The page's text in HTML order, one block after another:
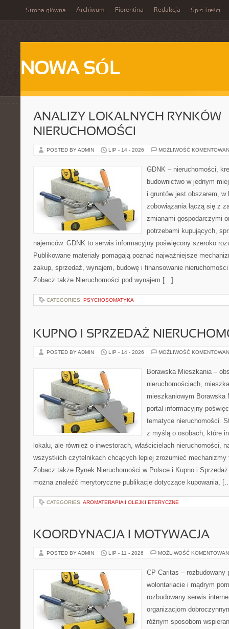
Strona główna Archiwum Fiorentina Redakcja Spis Treści
NOWA SÓL
ANALIZY LOKALNYCH RYNKÓW
NIERUCHOMOŚCI
POSTED BY ADMIN LIP - 14 - 2026 MOŻLIWOŚĆ
GDNK – nieruchomości,
budownictwo w jednym
i gruntów jest obszarem, w
zobowiązania łączą się z
zmianami gospodarczymi
potrzebami kupujących,
najemców. GDNK to serwis informacyjny poświęcony szeroko
Publikowane materiały pomagają poznać najważniejsze
zakup, sprzedaż, wynajem, budowę i finansowanie
Zobacz także Nieruchomości pod wynajem […]
CATEGORIES: PSYCHOSOMATYKA
KUPNO I SPRZEDAŻ
POSTED BY ADMIN LIP - 14 - 2026 MOŻLIWOŚĆ
Borawska Mieszkania –
nieruchomościach,
mieszkaniowym Borawska
portal informacyjny
tematyce nieruchomości.
z myślą o osobach, które
lokalu, ale również o inwestorach, właścicielach nieruchomości,
wszystkich czytelnikach chcących lepiej zrozumieć mechanizmy
Zobacz także Rynek Nieruchomości w Polsce i Kupno i
można znaleźć merytoryczne publikacje dotyczące kupowania,
CATEGORIES: AROMATERAPIA I OLEJKI ETERYCZNE
KOORDYNACJA I MOTYWACJA
POSTED BY ADMIN LIP - 11 - 2026 MOŻLIWOŚĆ
CP Caritas – rozbudowany
wolontariacie i mądrym
rozbudowany serwis
organizacjom
różnym sposobom